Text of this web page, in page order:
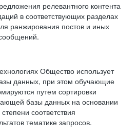
релевантного контента
в соответствующих разделах
ранжирования постов и иных
Общество использует
данных, при этом обучающие
путем сортировки
базы данных на основании
соответствия
тематике запросов.